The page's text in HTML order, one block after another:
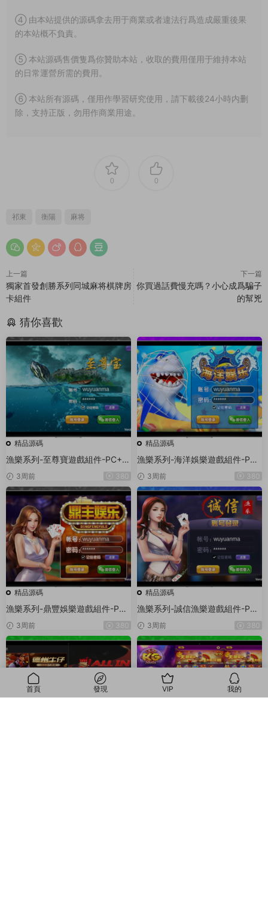
④ 由本站提供的源碼拿去用于商業或者違法行爲造成嚴重後果
的本站概不負責。
⑤ 本站源碼售價隻爲你贊助本站，收取的費用僅用于維持本站
的日常運營所需的費用。
⑥ 本站所有源碼，僅用作學習研究使用，請下載後24小時内删
除，支持正版，勿用作商業用途。
0 0
祁東 衡陽 麻将
上一篇
獨家首發創勝系列同城麻将棋牌房
卡組件
下一篇
你買過話費慢充嗎？小心成爲騙子
的幫兇
猜你喜歡
精品源碼
漁樂系列-至尊寶遊戲組件-PC+安
卓+蘋果3端
3周前 380
精品源碼
漁樂系列-海洋娛樂遊戲組件-PC
+安卓+蘋果3端
3周前 380
精品源碼
漁樂系列-鼎豐娛樂遊戲組件-PC
+安卓+蘋果3端
3周前 380
精品源碼
漁樂系列-誠信漁樂遊戲組件-PC
+安卓+蘋果3端
3周前 380
首頁 發現 VIP 我的